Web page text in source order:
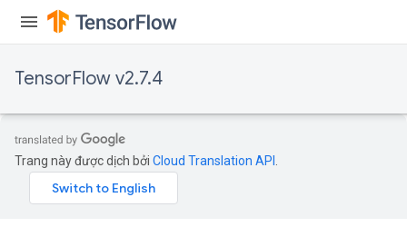
TensorFlow v2.7.4
Trang này được dịch bởi Cloud Translation API